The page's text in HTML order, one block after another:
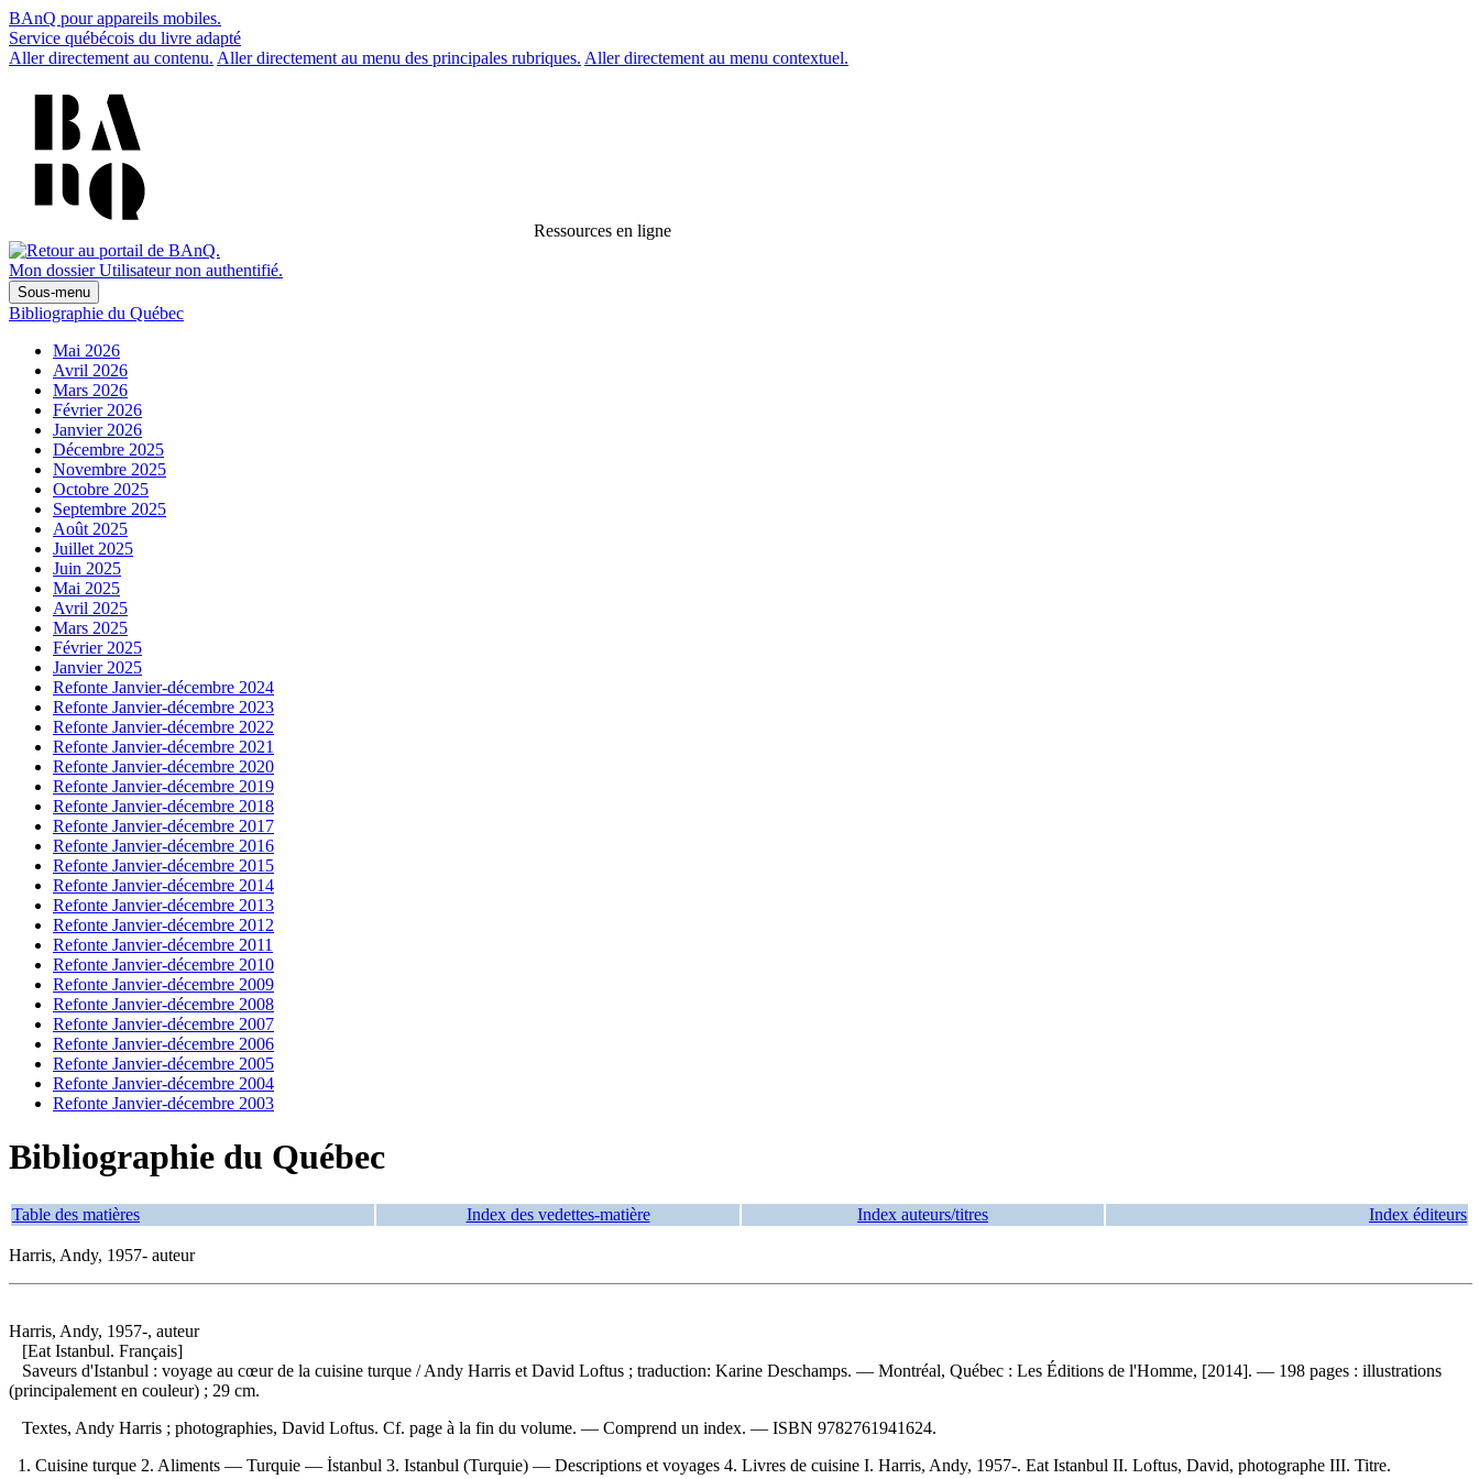
BAnQ pour appareils mobiles.
Service québécois du livre adapté
Aller directement au contenu. Aller directement au menu des principales rubriques. Aller directement au menu contextuel.
Ressources en ligne
Mon dossier Utilisateur non authentifié.
Sous-menu
Bibliographie du Québec
Mai 2026
Avril 2026
Mars 2026
Février 2026
Janvier 2026
Décembre 2025
Novembre 2025
Octobre 2025
Septembre 2025
Août 2025
Juillet 2025
Juin 2025
Mai 2025
Avril 2025
Mars 2025
Février 2025
Janvier 2025
Refonte Janvier-décembre 2024
Refonte Janvier-décembre 2023
Refonte Janvier-décembre 2022
Refonte Janvier-décembre 2021
Refonte Janvier-décembre 2020
Refonte Janvier-décembre 2019
Refonte Janvier-décembre 2018
Refonte Janvier-décembre 2017
Refonte Janvier-décembre 2016
Refonte Janvier-décembre 2015
Refonte Janvier-décembre 2014
Refonte Janvier-décembre 2013
Refonte Janvier-décembre 2012
Refonte Janvier-décembre 2011
Refonte Janvier-décembre 2010
Refonte Janvier-décembre 2009
Refonte Janvier-décembre 2008
Refonte Janvier-décembre 2007
Refonte Janvier-décembre 2006
Refonte Janvier-décembre 2005
Refonte Janvier-décembre 2004
Refonte Janvier-décembre 2003
Bibliographie du Québec
Table des matières Index des vedettes-matière Index auteurs/titres Index éditeurs
Harris, Andy, 1957- auteur
Harris, Andy, 1957-, auteur
[Eat Istanbul. Français]
Saveurs d'Istanbul : voyage au cœur de la cuisine turque / Andy Harris et David Loftus ; traduction: Karine Deschamps. — Montréal, Québec : Les Éditions de l'Homme, [2014]. — 198 pages : illustrations
(principalement en couleur) ; 29 cm.
Textes, Andy Harris ; photographies, David Loftus. Cf. page à la fin du volume. — Comprend un index. — ISBN 9782761941624.
1. Cuisine turque 2. Aliments — Turquie — İstanbul 3. Istanbul (Turquie) — Descriptions et voyages 4. Livres de cuisine I. Harris, Andy, 1957-. Eat Istanbul II. Loftus, David, photographe III. Titre.